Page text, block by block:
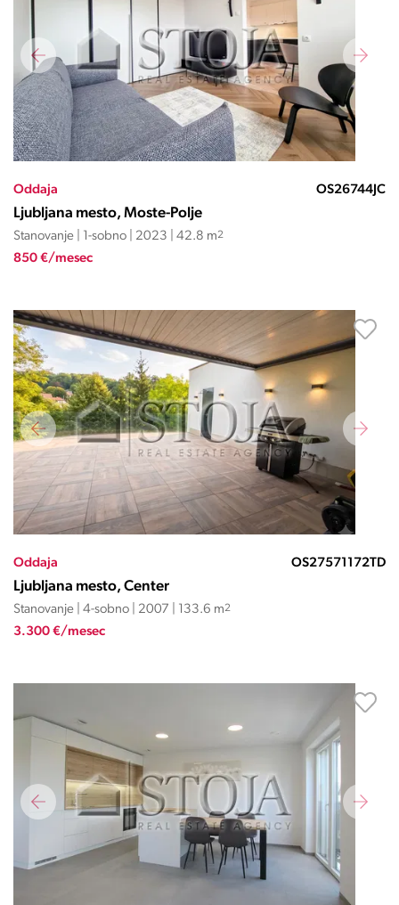
Oddaja OS26744JC
Ljubljana mesto, Moste-Polje
Stanovanje | 1-sobno | 2023 | 42.8 m2
850 €/mesec
Oddaja OS27571172TD
Ljubljana mesto, Center
Stanovanje | 4-sobno | 2007 | 133.6 m2
3.300 €/mesec